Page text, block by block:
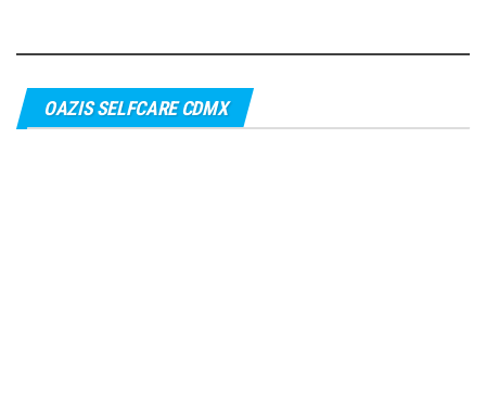
OAZIS SELFCARE CDMX